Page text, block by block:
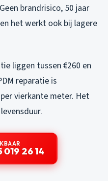
brandrisico, 50 jaar
het werkt ook bij lagere
liggen tussen €260 en
reparatie is
vierkante meter. Het
019 26 14